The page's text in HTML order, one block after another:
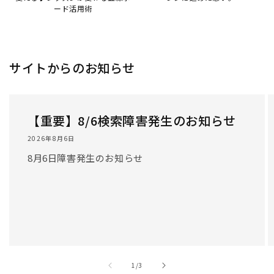
ード活用術
サイトからのお知らせ
【重要】8/6検索障害発生のお知らせ
2026年8月6日
8月6日障害発生のお知らせ
1 //3